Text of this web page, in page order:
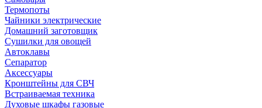
Термопоты
Чайники электрические
Домашний заготовщик
Сушилки для овощей
Автоклавы
Сепаратор
Аксессуары
Кронштейны для СВЧ
Встраиваемая техника
Духовые шкафы газовые